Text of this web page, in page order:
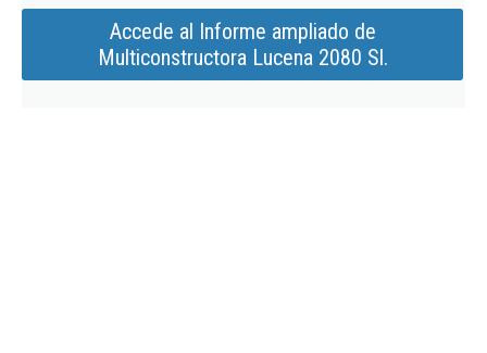
Accede al Informe ampliado de
Multiconstructora Lucena 2080 Sl.